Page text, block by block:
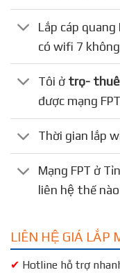
Lắp cáp quang
có wifi 7
Tôi ở trọ- thuê
được mạng
Thời gian lắp
Mạng FPT ở
liên hệ thế nào
LIÊN HỆ GIÁ LẮP
✔ Hotline hỗ trợ